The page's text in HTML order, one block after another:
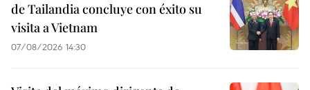
de Tailandia concluye con éxito su
visita a Vietnam
07/08/2026 14:30